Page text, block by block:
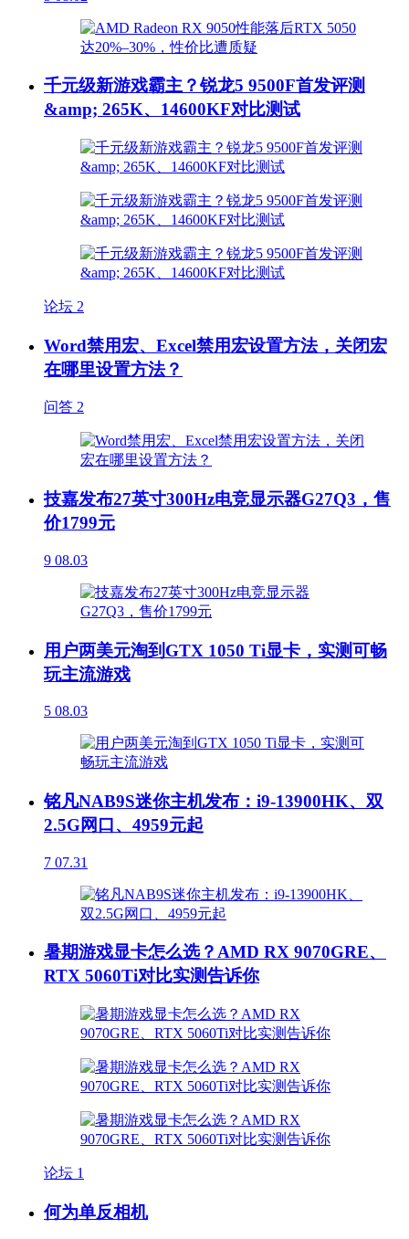
千元级新游戏霸主？锐龙5 9500F首发评测
&amp; 265K、14600KF对比测试
论坛 2
Word禁用宏、Excel禁用宏设置方法，关闭宏
在哪里设置方法？
问答 2
技嘉发布27英寸300Hz电竞显示器G27Q3，售
价1799元
9 08.03
用户两美元淘到GTX 1050 Ti显卡，实测可畅
玩主流游戏
5 08.03
铭凡NAB9S迷你主机发布：i9-13900HK、双
2.5G网口、4959元起
7 07.31
暑期游戏显卡怎么选？AMD RX 9070GRE、
RTX 5060Ti对比实测告诉你
论坛 1
何为单反相机